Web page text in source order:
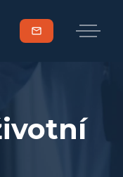
mail